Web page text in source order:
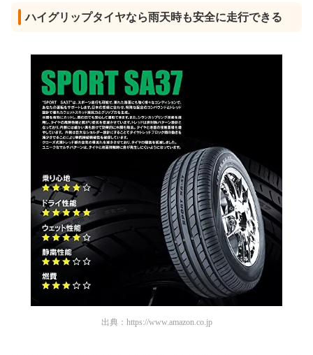
ハイグリップタイヤなら雨天時も安全に走行できる
出典： https://www.amazon.co.jp